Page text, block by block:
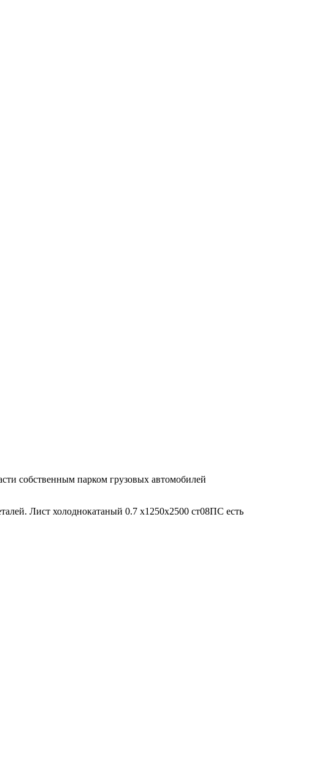
собственным парком грузовых автомобилей
Лист холоднокатаный 0.7 х1250х2500 ст08ПС есть